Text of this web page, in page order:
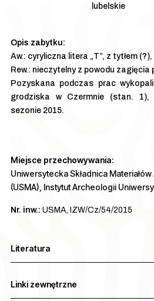
lubelskie
Aw.: cyryliczna litera „T”, z tytłem
Rew.: nieczytelny z powodu zagięcia
Pozyskana podczas prac
grodziska w Czermnie (stan. 1),
sezonie 2015.
Miejsce przechowywania:
Uniwersytecka Składnica
(USMA), Instytut Archeologii
Nr. inw.: USMA, IZW/Cz/54/2015
Literatura
Linki zewnętrzne